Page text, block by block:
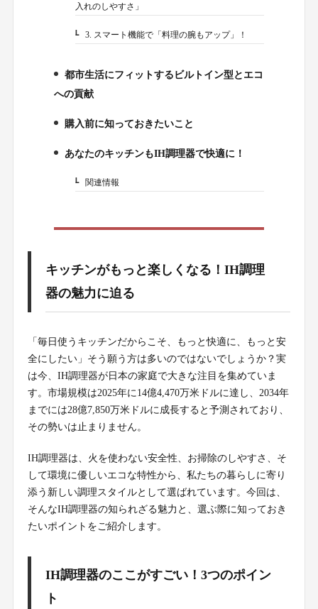
入れのしやすさ」
2-3.3. スマート機能で「料理の腕もアップ」！
都市生活にフィットするビルトイン型とエコ
への貢献
4.
購入前に知っておきたいこと
5.
あなたのキッチンもIH調理器で快適に！
5-1.関連情報
キッチンがもっと楽しくなる！IH調理
器の魅力に迫る
「毎日使うキッチンだからこそ、もっと快適に、もっと安
全にしたい」そう願う方は多いのではないでしょうか？実
は今、IH調理器が日本の家庭で大きな注目を集めていま
す。市場規模は2025年に14億4,470万米ドルに達し、2034年
までには28億7,850万米ドルに成長すると予測されており、
その勢いは止まりません。
IH調理器は、火を使わない安全性、お掃除のしやすさ、そ
して環境に優しいエコな特性から、私たちの暮らしに寄り
添う新しい調理スタイルとして選ばれています。今回は、
そんなIH調理器の知られざる魅力と、選ぶ際に知っておき
たいポイントをご紹介します。
IH調理器のここがすごい！3つのポイン
ト